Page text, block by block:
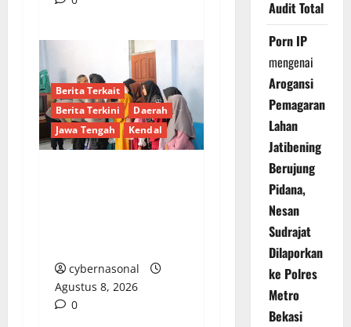
Berita Terkait
Berita Terkini
Daerah
Jawa Tengah
Kendal
cybernasonal
Agustus 8, 2026
0
Audit Total
Porn IP
mengenai
Arogansi
Pemagaran
Lahan
Jatibening
Berujung
Pidana,
Nesan
Sudrajat
Dilaporkan
ke Polres
Metro
Bekasi